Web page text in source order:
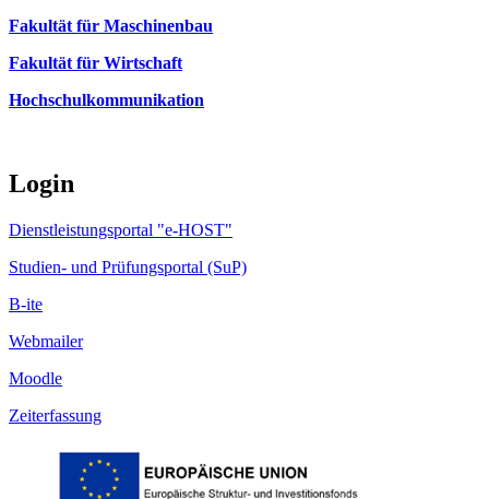
Fakultät für Maschinenbau
Fakultät für Wirtschaft
Hochschulkommunikation
Login
Dienstleistungsportal "e-HOST"
Studien- und Prüfungsportal (SuP)
B-ite
Webmailer
Moodle
Zeiterfassung